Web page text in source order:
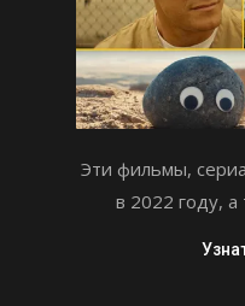
Эти фильмы,
в 2022 году,